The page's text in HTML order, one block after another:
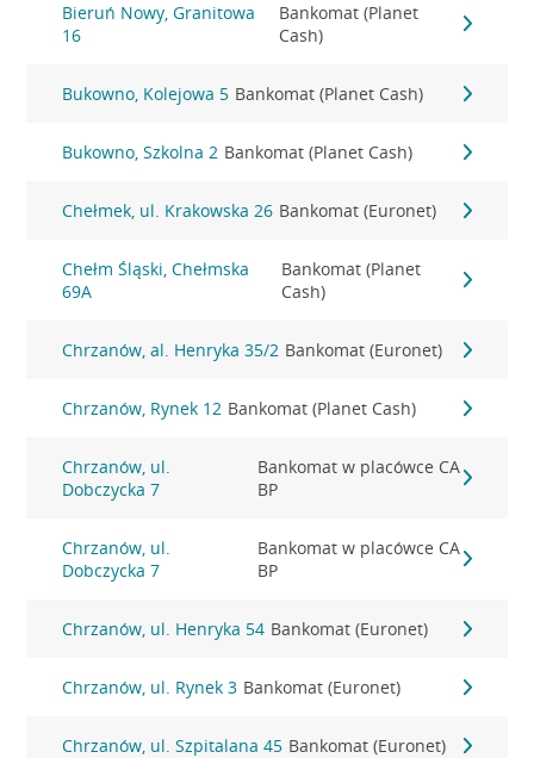
Bieruń Nowy, Granitowa
16
Bankomat (Planet
Cash)
Bukowno, Kolejowa 5 Bankomat (Planet Cash)
Bukowno, Szkolna 2 Bankomat (Planet Cash)
Chełmek, ul. Krakowska 26 Bankomat (Euronet)
Chełm Śląski, Chełmska
69A
Bankomat (Planet
Cash)
Chrzanów, al. Henryka 35/2 Bankomat (Euronet)
Chrzanów, Rynek 12 Bankomat (Planet Cash)
Chrzanów, ul.
Dobczycka 7
Bankomat w placówce CA
BP
Chrzanów, ul.
Dobczycka 7
Bankomat w placówce CA
BP
Chrzanów, ul. Henryka 54 Bankomat (Euronet)
Chrzanów, ul. Rynek 3 Bankomat (Euronet)
Chrzanów, ul. Szpitalana 45 Bankomat (Euronet)